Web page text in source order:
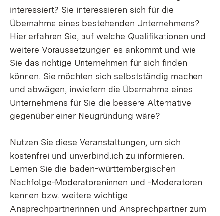
interessiert? Sie interessieren sich für die
Übernahme eines bestehenden Unternehmens?
Hier erfahren Sie, auf welche Qualifikationen und
weitere Voraussetzungen es ankommt und wie
Sie das richtige Unternehmen für sich finden
können. Sie möchten sich selbstständig machen
und abwägen, inwiefern die Übernahme eines
Unternehmens für Sie die bessere Alternative
gegenüber einer Neugründung wäre?
Nutzen Sie diese Veranstaltungen, um sich
kostenfrei und unverbindlich zu informieren.
Lernen Sie die baden-württembergischen
Nachfolge-Moderatoreninnen und -Moderatoren
kennen bzw. weitere wichtige
Ansprechpartnerinnen und Ansprechpartner zum